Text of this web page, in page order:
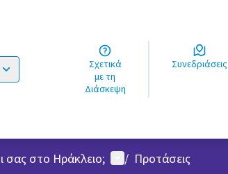
Σχετικά
με τη
Διάσκεψη
Συνεδριάσεις
σας στο Ηράκλειο; Μενού χρήστη
/ Προτάσεις